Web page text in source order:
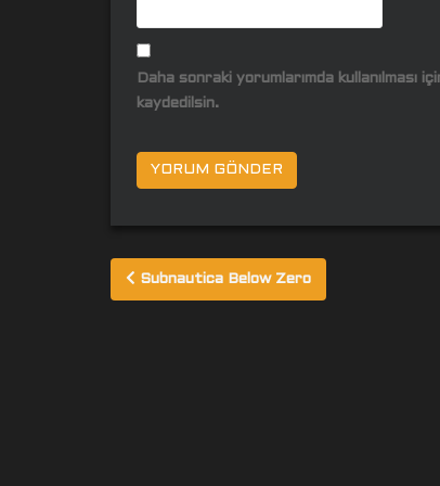
Daha sonraki yorumlarımda kullanılması
kaydedilsin.
Yazı
gezinmesi
Subnautica Below Zero